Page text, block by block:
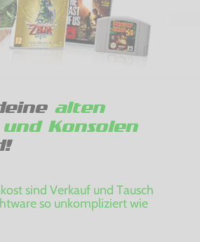
alten
und Konsolen
sind Verkauf und Tausch
so unkompliziert wie